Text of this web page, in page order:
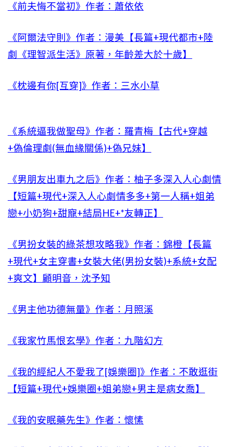
《前夫悔不當初》作者：蕭依依
《阿爾法守則》作者：漫美【長篇+現代都市+陸
劇《理智派生活》原著，年齡差大於十歲】
《枕邊有你[互穿]》作者：三水小草
《系統逼我做聖母》作者：羅青梅【古代+穿越
+偽倫理劇(無血緣關係)+偽兄妹】
《男朋友出車九之后》作者：柚子多深入人心劇情
【短篇+現代+深入人心劇情多多+第一人稱+姐弟
戀+小奶狗+甜寵+結局HE+*友轉正】
《男扮女裝的綠茶想攻略我》作者：錦橙【長篇
+現代+女主穿書+女裝大佬(男扮女裝)+系統+女配
+爽文】顧明音，沈予知
《男主他功德無量》作者：月照溪
《我家竹馬恨玄學》作者：九階幻方
《我的經紀人不愛我了[娛樂圈]》作者：不敢逛街
【短篇+現代+娛樂圈+姐弟戀+男主是病女喬】
《我的安眠藥先生》作者：懷愫